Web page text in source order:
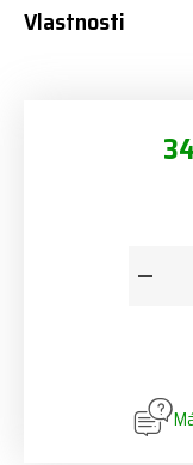
Vlastnosti